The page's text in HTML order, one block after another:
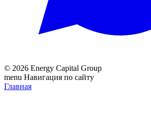
© 2026 Energy Capital Group
menu Навигация по сайту
Главная